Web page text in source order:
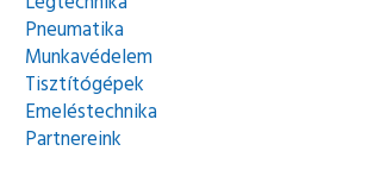
Pneumatika
Munkavédelem
Tisztítógépek
Emeléstechnika
Partnereink